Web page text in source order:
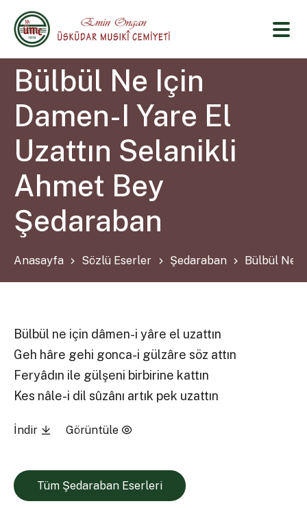
Bülbül Ne Için
Damen-I Yare El
Uzattın Selanikli
Ahmet Bey
Şedaraban
Anasayfa Sözlü Eserler Şedaraban Bülbül Ne
Bülbül ne için dâmen-i yâre el uzattın
Geh hâre gehi gonca-i gülzâre söz attın
Feryâdın ile gülşeni birbirine kattın
Kes nâle-i dil sûzânı artık pek uzattın
İndir Görüntüle
Tüm Şedaraban Eserleri